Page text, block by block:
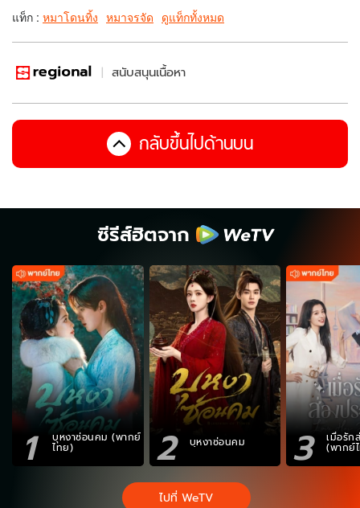
แท็ก : หมาโดนทิ้ง หมาจรจัด ดูแท็กทั้งหมด
สนับสนุนเนื้อหา
กลับขึ้นไปด้านบน
ซีรีส์ฮิตจาก
1 บุหงาซ่อนคม (พากย์
ไทย) 2 บุหงาซ่อนคม 3 เมื่อรัก
(พากย์
ไปที่ WeTV